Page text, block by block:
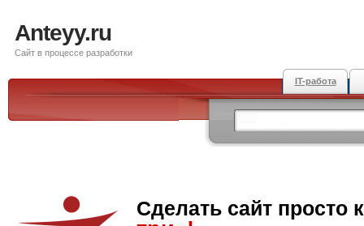
Anteyy.ru
Сайт в процессе разработки
IT-работа
Сделать сайт просто